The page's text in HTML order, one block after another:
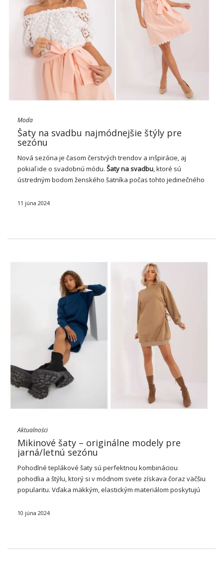
Moda
Šaty na svadbu najmódnejšie štýly pre
sezónu
Nová sezóna je časom čerstvých trendov a inšpirácie, aj
pokiaľ ide o svadobnú módu. Šatyna svadbu, ktoré sú
ústredným bodom ženského šatníka počas tohto jedinečného
meniaceho sa vkusu a kreativity dizajnérov. Nájdenie …
11 júna 2024
Aktualności
Mikinové šaty – originálne modely pre
jarná/letnú sezónu
Pohodlné teplákové šaty sú perfektnou kombináciou
pohodlia a štýlu, ktorý si v módnom svete získava čoraz väčšiu
popularitu. Vďaka mäkkým, elastickým materiálom poskytujú
módne a moderne. Sú ideálne pre každodenný …
10 júna 2024